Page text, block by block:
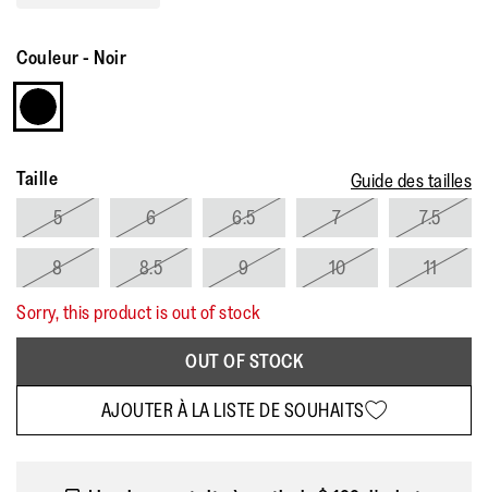
Couleur- Noir
Taille
Guide des tailles
5
6 6.5 7 7.5
8 8.5 9 10
11
Sorry, this product is out of stock
OUT OF STOCK
AJOUTER À LA LISTE DE SOUHAITS